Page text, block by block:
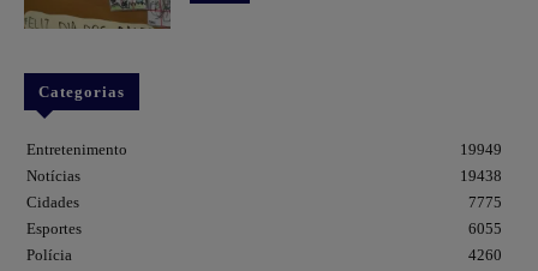
Categorias
Entretenimento
19949
Notícias
19438
Cidades
7775
Esportes
6055
Polícia
4260